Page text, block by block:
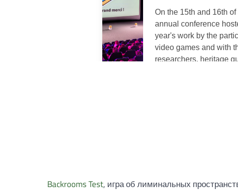
Backrooms Test, игра об лиминальных